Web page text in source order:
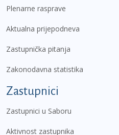
Plenarne rasprave
Aktualna prijepodneva
Zastupnička pitanja
Zakonodavna statistika
Zastupnici
Zastupnici u Saboru
Aktivnost zastupnika